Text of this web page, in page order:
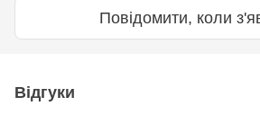
Повідомити, коли
Відгуки